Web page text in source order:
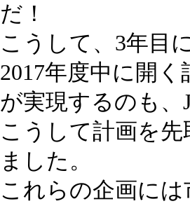
だ！
こうして、3年目
2017年度中に開
が実現するのも
こうして計画を
ました。
これらの企画に